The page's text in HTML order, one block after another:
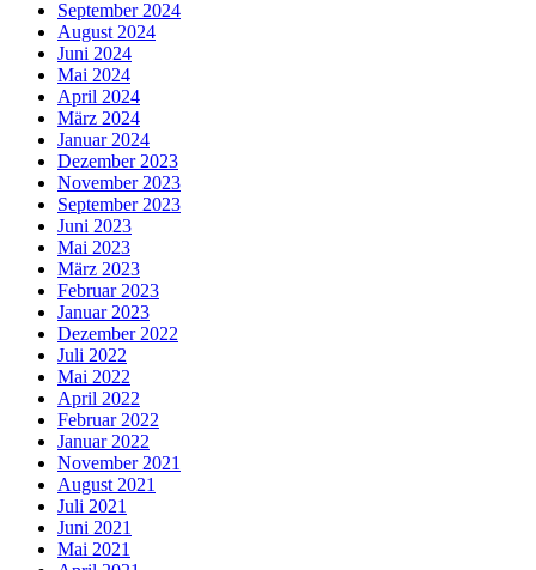
September 2024
August 2024
Juni 2024
Mai 2024
April 2024
März 2024
Januar 2024
Dezember 2023
November 2023
September 2023
Juni 2023
Mai 2023
März 2023
Februar 2023
Januar 2023
Dezember 2022
Juli 2022
Mai 2022
April 2022
Februar 2022
Januar 2022
November 2021
August 2021
Juli 2021
Juni 2021
Mai 2021